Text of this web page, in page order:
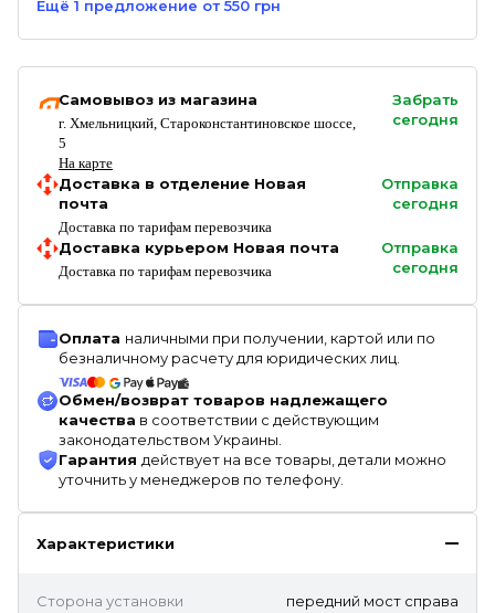
Ещё 1 предложение от 550 грн
Самовывоз из магазина
г. Хмельницкий, Староконстантиновское шоссе,
5
На карте
Забрать
сегодня
Доставка в отделение Новая
почта
Доставка по тарифам перевозчика
Отправка
сегодня
Доставка курьером Новая почта
Доставка по тарифам перевозчика
Отправка
сегодня
Оплата наличными при получении, картой или по
безналичному расчету для юридических лиц.
Обмен/возврат товаров надлежащего
качества в соответствии с действующим
законодательством Украины.
Гарантия действует на все товары, детали можно
уточнить у менеджеров по телефону.
Характеристики
Сторона установки передний мост справа